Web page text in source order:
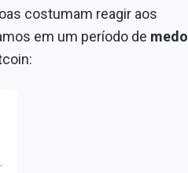
costumam reagir aos
em um período de medo